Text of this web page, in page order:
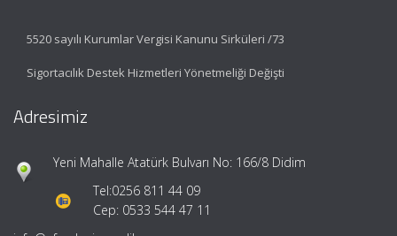
5520 sayılı Kurumlar Vergisi Kanunu Sirküleri /73
Sigortacılık Destek Hizmetleri Yönetmeliği Değişti
Adresimiz
Yeni Mahalle Atatürk Bulvarı No: 166/8 Didim
Tel:0256 811 44 09
Cep: 0533 544 47 11